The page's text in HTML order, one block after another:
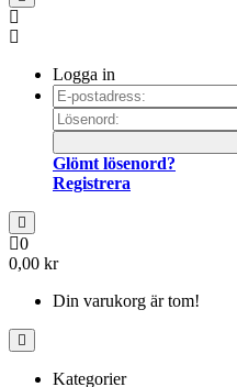
Logga in
Glömt lösenord?
Registrera
0
0,00 kr
Din varukorg är tom!
Kategorier